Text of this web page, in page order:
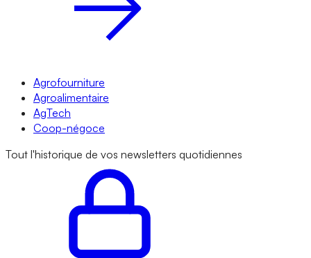
Agrofourniture
Agroalimentaire
AgTech
Coop-négoce
Tout l'historique de vos newsletters quotidiennes